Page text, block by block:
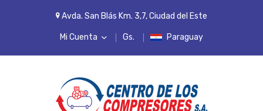
Avda. San Blás Km. 3,7, Ciudad del Este
Mi Cuenta
MI CUENTA
LISTA DE DESEOS
PEDIDOS
Gs. Paraguay